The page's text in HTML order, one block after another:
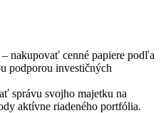
– nakupovať cenné papiere podľa
podporou investičných
správu svojho majetku na
aktívne riadeného portfólia.